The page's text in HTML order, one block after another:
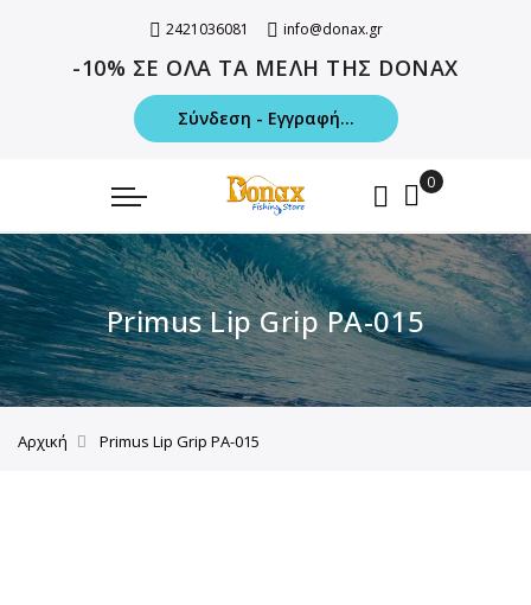
2421036081 info@donax.gr
-10% ΣΕ ΟΛΑ ΤΑ ΜΕΛΗ ΤΗΣ DONAX
Σύνδεση - Εγγραφή...
Primus Lip Grip PA-015
Αρχική Primus Lip Grip PA-015